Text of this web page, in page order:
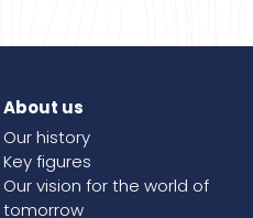
About us
Our history
Key figures
Our vision for the world of
tomorrow